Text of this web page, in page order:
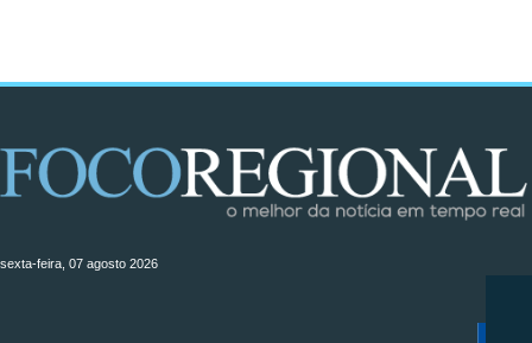
sexta-feira, 07 agosto 2026